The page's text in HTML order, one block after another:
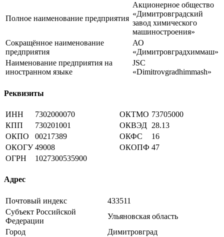
Полное наименование предприятия
Акционерное общество
«Димитровградский
завод химического
машиностроения»
Сокращённое наименование
предприятия
АО
«Димитровградхиммаш»
Наименование предприятия на
иностранном языке
JSC
«Dimitrovgradhimmash»
Реквизиты
ИНН 7302000070 ОКТМО 73705000
КПП
730201001 ОКВЭД 28.13
ОКПО
00217389 ОКФС
16
ОКОГУ 49008 ОКОПФ 47
ОГРН
1027300535900
Адрес
Почтовый индекс
433511
Субъект Российской
Федерации
Ульяновская область
Город
Димитровград